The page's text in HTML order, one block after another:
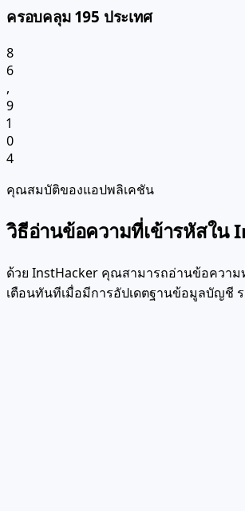
ครอบคลุม 195 ประเทศ
8
6
,
9
1
0
4
คุณสมบัติของแอปพลิเคชัน
วิธีอ่านข้อความที่เข้ารหัสใน
ด้วย InstHacker คุณสามารถอ่านข้อความ
เตือนทันทีเมื่อมีการอัปเดตฐานข้อมูลบัญชี